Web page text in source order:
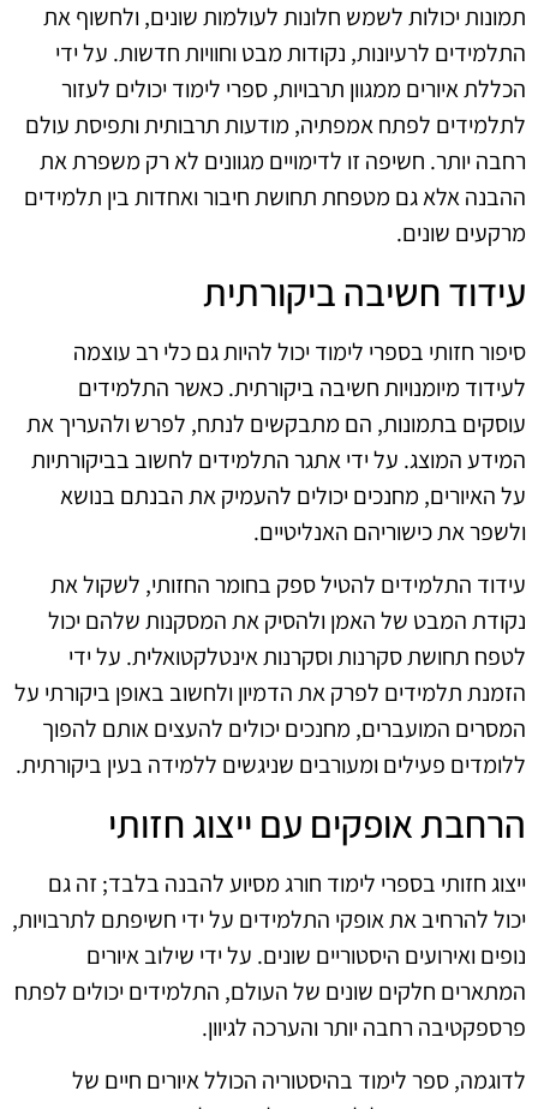
תמונות יכולות לשמש חלונות לעולמות שונים, ולחשוף את
התלמידים לרעיונות, נקודות מבט וחוויות חדשות. על ידי
הכללת איורים ממגוון תרבויות, ספרי לימוד יכולים לעזור
לתלמידים לפתח אמפתיה, מודעות תרבותית ותפיסת עולם
רחבה יותר. חשיפה זו לדימויים מגוונים לא רק משפרת את
ההבנה אלא גם מטפחת תחושת חיבור ואחדות בין תלמידים
מרקעים שונים.
עידוד חשיבה ביקורתית
סיפור חזותי בספרי לימוד יכול להיות גם כלי רב עוצמה
לעידוד מיומנויות חשיבה ביקורתית. כאשר התלמידים
עוסקים בתמונות, הם מתבקשים לנתח, לפרש ולהעריך את
המידע המוצג. על ידי אתגר התלמידים לחשוב בביקורתיות
על האיורים, מחנכים יכולים להעמיק את הבנתם בנושא
ולשפר את כישוריהם האנליטיים.
עידוד התלמידים להטיל ספק בחומר החזותי, לשקול את
נקודת המבט של האמן ולהסיק את המסקנות שלהם יכול
לטפח תחושת סקרנות וסקרנות אינטלקטואלית. על ידי
הזמנת תלמידים לפרק את הדמיון ולחשוב באופן ביקורתי על
המסרים המועברים, מחנכים יכולים להעצים אותם להפוך
ללומדים פעילים ומעורבים שניגשים ללמידה בעין ביקורתית.
הרחבת אופקים עם ייצוג חזותי
ייצוג חזותי בספרי לימוד חורג מסיוע להבנה בלבד; זה גם
יכול להרחיב את אופקי התלמידים על ידי חשיפתם לתרבויות,
נופים ואירועים היסטוריים שונים. על ידי שילוב איורים
המתארים חלקים שונים של העולם, התלמידים יכולים לפתח
פרספקטיבה רחבה יותר והערכה לגיוון.
לדוגמה, ספר לימוד בהיסטוריה הכולל איורים חיים של